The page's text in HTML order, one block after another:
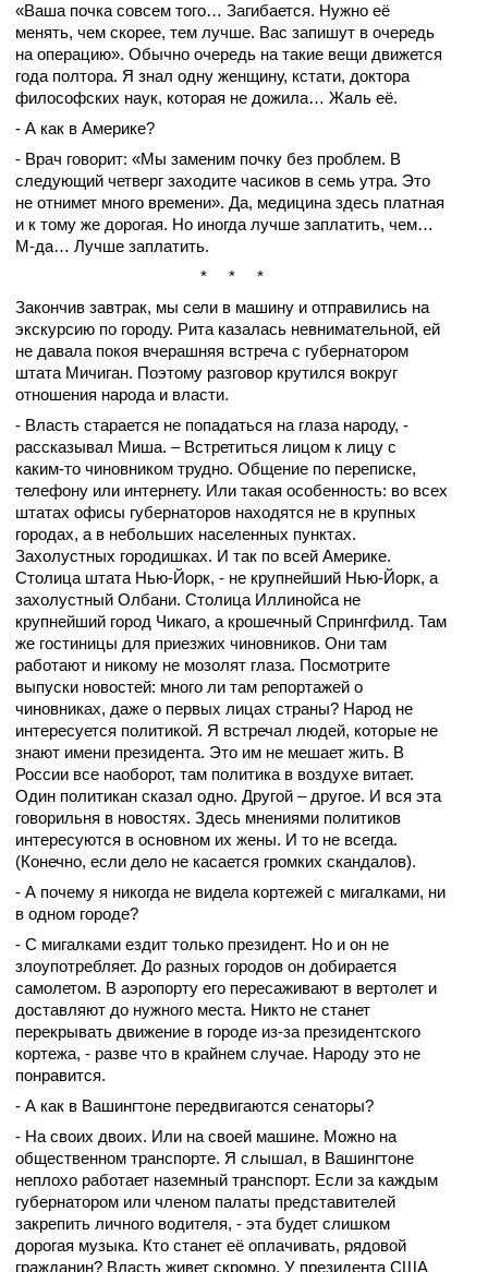
«Ваша почка совсем того… Загибается. Нужно её
менять, чем скорее, тем лучше. Вас запишут в очередь
на операцию». Обычно очередь на такие вещи движется
года полтора. Я знал одну женщину, кстати, доктора
философских наук, которая не дожила… Жаль её.
- А как в Америке?
- Врач говорит: «Мы заменим почку без проблем. В
следующий четверг заходите часиков в семь утра. Это
не отнимет много времени». Да, медицина здесь платная
и к тому же дорогая. Но иногда лучше заплатить, чем…
М-да… Лучше заплатить.
* * *
Закончив завтрак, мы сели в машину и отправились на
экскурсию по городу. Рита казалась невнимательной, ей
не давала покоя вчерашняя встреча с губернатором
штата Мичиган. Поэтому разговор крутился вокруг
отношения народа и власти.
- Власть старается не попадаться на глаза народу, -
рассказывал Миша. – Встретиться лицом к лицу с
каким-то чиновником трудно. Общение по переписке,
телефону или интернету. Или такая особенность: во всех
штатах офисы губернаторов находятся не в крупных
городах, а в небольших населенных пунктах.
Захолустных городишках. И так по всей Америке.
Столица штата Нью-Йорк, - не крупнейший Нью-Йорк, а
захолустный Олбани. Столица Иллинойса не
крупнейший город Чикаго, а крошечный Спрингфилд. Там
же гостиницы для приезжих чиновников. Они там
работают и никому не мозолят глаза. Посмотрите
выпуски новостей: много ли там репортажей о
чиновниках, даже о первых лицах страны? Народ не
интересуется политикой. Я встречал людей, которые не
знают имени президента. Это им не мешает жить. В
России все наоборот, там политика в воздухе витает.
Один политикан сказал одно. Другой – другое. И вся эта
говорильня в новостях. Здесь мнениями политиков
интересуются в основном их жены. И то не всегда.
(Конечно, если дело не касается громких скандалов).
- А почему я никогда не видела кортежей с мигалками, ни
в одном городе?
- С мигалками ездит только президент. Но и он не
злоупотребляет. До разных городов он добирается
самолетом. В аэропорту его пересаживают в вертолет и
доставляют до нужного места. Никто не станет
перекрывать движение в городе из-за президентского
кортежа, - разве что в крайнем случае. Народу это не
понравится.
- А как в Вашингтоне передвигаются сенаторы?
- На своих двоих. Или на своей машине. Можно на
общественном транспорте. Я слышал, в Вашингтоне
неплохо работает наземный транспорт. Если за каждым
губернатором или членом палаты представителей
закрепить личного водителя, - эта будет слишком
дорогая музыка. Кто станет её оплачивать, рядовой
гражданин? Власть живет скромно. У президента США